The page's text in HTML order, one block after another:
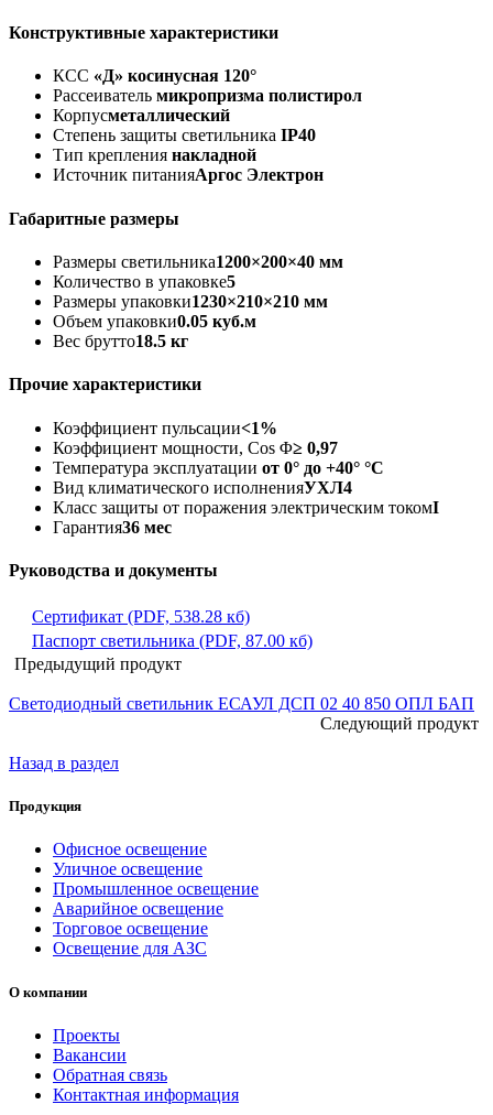
Конструктивные характеристики
КСС «Д» косинусная 120°
Рассеиватель микропризма полистирол
Корпусметаллический
Степень защиты светильника IP40
Тип крепления накладной
Источник питанияАргос Электрон
Габаритные размеры
Размеры светильника1200×200×40 мм
Количество в упаковке5
Размеры упаковки1230×210×210 мм
Объем упаковки0.05 куб.м
Вес брутто18.5 кг
Прочие характеристики
Коэффициент пульсации<1%
Коэффициент мощности, Cos Φ≥ 0,97
Температура эксплуатации от 0° до +40° °C
Вид климатического исполненияУХЛ4
Класс защиты от поражения электрическим токомI
Гарантия36 мес
Руководства и документы
Сертификат (PDF, 538.28 кб)
Паспорт светильника (PDF, 87.00 кб)
Предыдущий продукт
Светодиодный светильник ЕСАУЛ ДСП 02 40 850 ОПЛ БАП
Следующий продукт
Назад в раздел
Продукция
Офисное освещение
Уличное освещение
Промышленное освещение
Аварийное освещение
Торговое освещение
Освещение для АЗС
О компании
Проекты
Вакансии
Обратная связь
Контактная информация